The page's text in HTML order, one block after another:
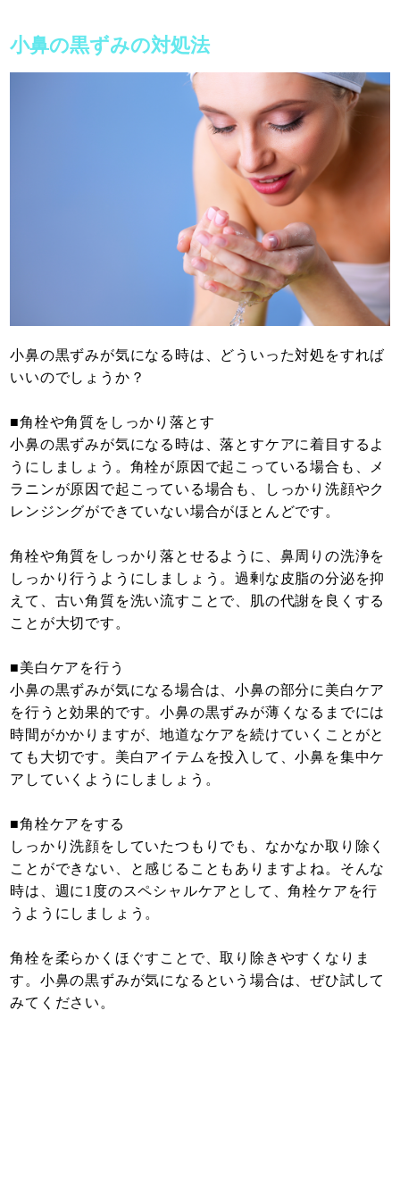
小鼻の黒ずみの対処法
小鼻の黒ずみが気になる時は、どういった対処をすれば
いいのでしょうか？
■角栓や角質をしっかり落とす
小鼻の黒ずみが気になる時は、落とすケアに着目するよ
うにしましょう。角栓が原因で起こっている場合も、メ
ラニンが原因で起こっている場合も、しっかり洗顔やク
レンジングができていない場合がほとんどです。
角栓や角質をしっかり落とせるように、鼻周りの洗浄を
しっかり行うようにしましょう。過剰な皮脂の分泌を抑
えて、古い角質を洗い流すことで、肌の代謝を良くする
ことが大切です。
■美白ケアを行う
小鼻の黒ずみが気になる場合は、小鼻の部分に美白ケア
を行うと効果的です。小鼻の黒ずみが薄くなるまでには
時間がかかりますが、地道なケアを続けていくことがと
ても大切です。美白アイテムを投入して、小鼻を集中ケ
アしていくようにしましょう。
■角栓ケアをする
しっかり洗顔をしていたつもりでも、なかなか取り除く
ことができない、と感じることもありますよね。そんな
時は、週に1度のスペシャルケアとして、角栓ケアを行
うようにしましょう。
角栓を柔らかくほぐすことで、取り除きやすくなりま
す。小鼻の黒ずみが気になるという場合は、ぜひ試して
みてください。